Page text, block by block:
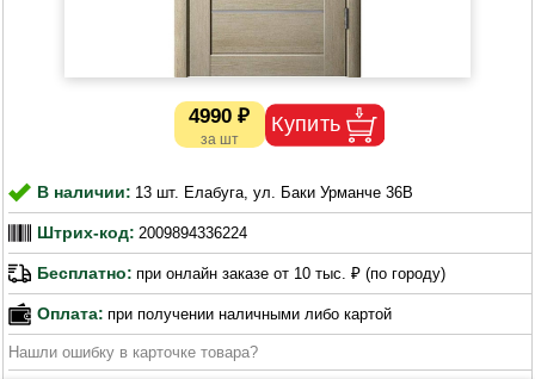
4990 ₽
В наличии: 13 шт. Елабуга, ул. Баки Урманче 36В
Штрих-код: 2009894336224
Бесплатно: при онлайн заказе от 10 тыс. ₽ (по городу)
Оплата: при получении наличными либо картой
Нашли ошибку в карточке товара?